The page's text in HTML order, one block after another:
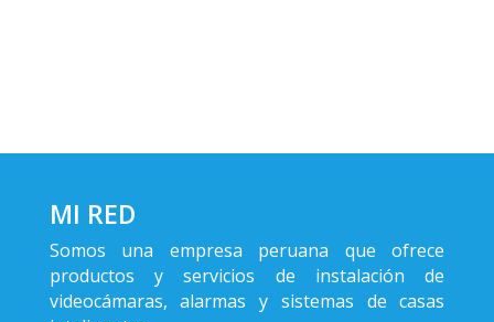
MI RED
Somos una empresa peruana que ofrece
productos y servicios de instalación de
videocámaras, alarmas y sistemas de casas